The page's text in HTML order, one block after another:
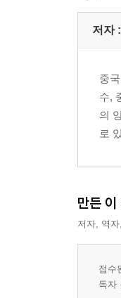
16. 험한
17. 의심
20. 중
20. 중
21. 중
22. 치
제2부 정
1. 공산
2. 유교(
3. 중국
저자
중
수,
의
로
만든 이
저자, 역
접수
독자